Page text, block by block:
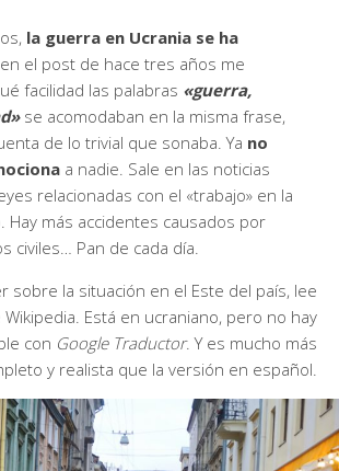
la guerra en Ucrania se ha
en el post de hace tres años me
facilidad las palabras «guerra,
se acomodaban en la misma frase,
de lo trivial que sonaba. Ya no
a nadie. Sale en las noticias
relacionadas con el «trabajo» en la
Hay más accidentes causados por
civiles… Pan de cada día.
sobre la situación en el Este del país, lee
Wikipedia. Está en ucraniano, pero no hay
con Google Traductor. Y es mucho más
y realista que la versión en español.